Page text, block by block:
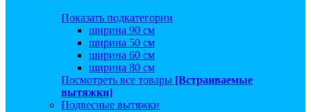
Показать подкатегории
ширина 90 см
ширина 50 см
ширина 60 см
ширина 80 см
Посмотреть все товары [Встраиваемые
вытяжки]
Подвесные вытяжки